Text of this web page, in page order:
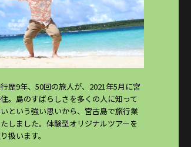
歴9年、50回の旅人が、2021年5月に宮
。島のすばらしさを多くの人に知って
という強い思いから、宮古島で旅行業
しました。体験型オリジナルツアーを
扱います。